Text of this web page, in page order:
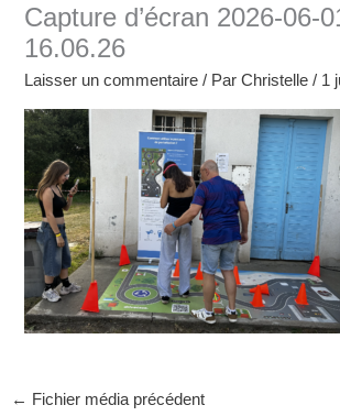
Capture d’écran 2026-06-
16.06.26
Laisser un commentaire / ParChristelle/ 1
← Fichier média précédent